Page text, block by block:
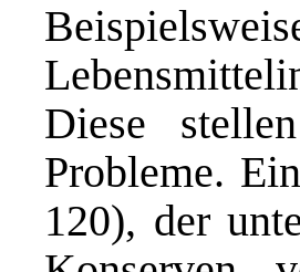
Diese
Probleme.
120), der